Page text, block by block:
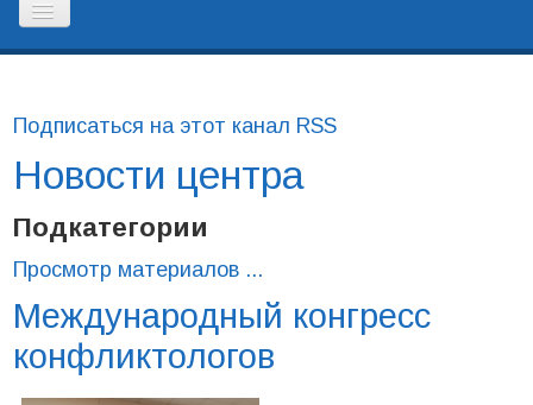
РЕЕСТР ПРОФЕССИОНАЛЬНЫХ
МЕДИАТОРОВ
Подписаться на этот канал RSS
Новости центра
Подкатегории
Просмотр материалов ...
Международный конгресс
конфликтологов